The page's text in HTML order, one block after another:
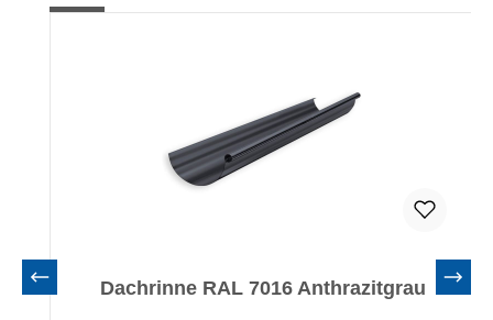
Dachrinne RAL 7016 Anthrazitgrau